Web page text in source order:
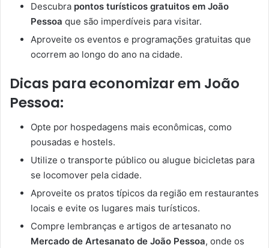
Descubra pontos turísticos gratuitos em João
Pessoa que são imperdíveis para visitar.
Aproveite os eventos e programações gratuitas que
ocorrem ao longo do ano na cidade.
Dicas para economizar em João
Pessoa:
Opte por hospedagens mais econômicas, como
pousadas e hostels.
Utilize o transporte público ou alugue bicicletas para
se locomover pela cidade.
Aproveite os pratos típicos da região em restaurantes
locais e evite os lugares mais turísticos.
Compre lembranças e artigos de artesanato no
Mercado de Artesanato de João Pessoa, onde os